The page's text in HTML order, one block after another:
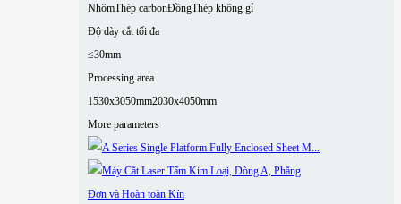
NhômThép carbonĐồngThép không gỉ
Độ dày cắt tối đa
≤30mm
Processing area
1530x3050mm2030x4050mm
More parameters